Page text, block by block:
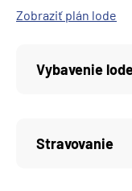
Zobraziť plán lode
Vybavenie
Stravovanie